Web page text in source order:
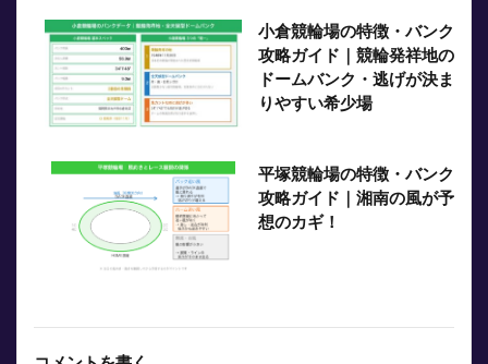
小倉競輪場の特徴・バンク
攻略ガイド｜競輪発祥地の
ドームバンク・逃げが決ま
りやすい希少場
平塚競輪場の特徴・バンク
攻略ガイド｜湘南の風が予
想のカギ！